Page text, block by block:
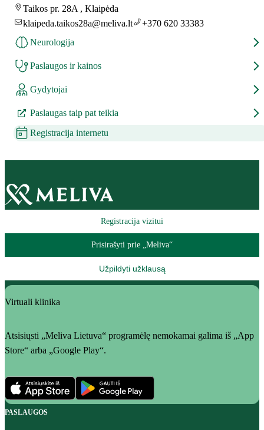
Taikos pr. 28A , Klaipėda
klaipeda.taikos28a@meliva.lt
+370 620 33383
Neurologija
Paslaugos ir kainos
Gydytojai
Paslaugas taip pat teikia
Registracija internetu
Registracija vizitui
Prisirašyti prie „Meliva“
Užpildyti užklausą
Virtuali klinika
Atsisiųsti „Meliva Lietuva“ programėlę nemokamai galima iš „App
Store“ arba „Google Play“.
PASLAUGOS